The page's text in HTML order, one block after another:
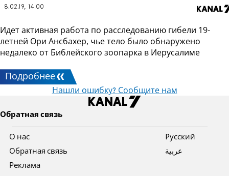
8.02.19, 14:00
Идет активная работа по расследованию гибели 19-
летней Ори Ансбахер, чье тело было обнаружено
недалеко от Библейского зоопарка в Иерусалиме
Подробнее
Нашли ошибку? Сообщите нам
Обратная связь
О нас
Обратная связь
Реклама
Pусский
عربية